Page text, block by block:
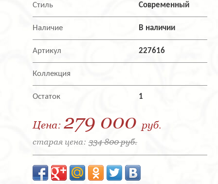
Стиль Современный
Наличие В наличии
Артикул 227616
Коллекция
Остаток 1
Цена: 279 000 руб.
старая цена: 334 800 руб.